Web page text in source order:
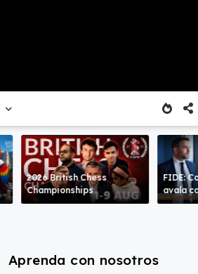
2026 British Chess
Championships
FIDE:
avala
Aprenda con nosotros